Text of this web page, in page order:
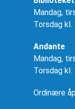
Mandag,
Torsdag kl.
Andante
Mandag,
Torsdag kl.
Ordinære